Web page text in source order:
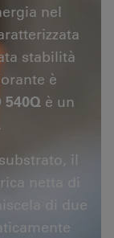
nel
stabilità
è
540Qè un
il
netta di
di due